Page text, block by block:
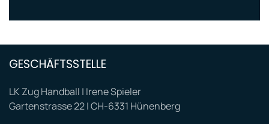
GESCHÄFTSSTELLE
LK Zug Handball | Irene Spieler
Gartenstrasse 22 | CH-6331 Hünenberg